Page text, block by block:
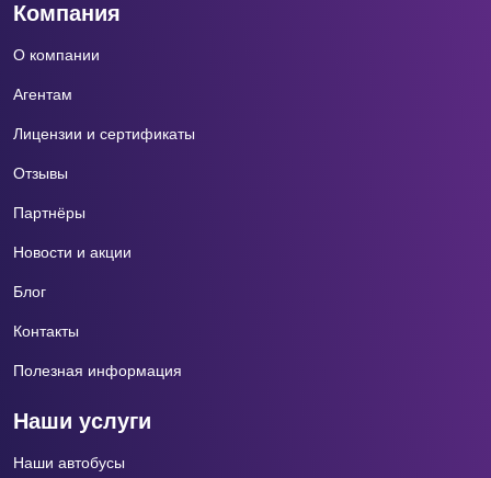
Компания
О компании
Агентам
Лицензии и сертификаты
Отзывы
Партнёры
Новости и акции
Блог
Контакты
Полезная информация
Наши услуги
Наши автобусы